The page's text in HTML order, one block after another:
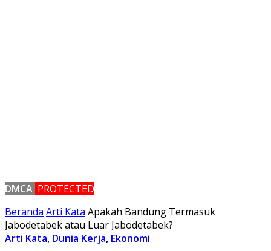
DMCA PROTECTED
Beranda Arti Kata Apakah Bandung Termasuk
Jabodetabek atau Luar Jabodetabek?
Arti Kata, Dunia Kerja, Ekonomi